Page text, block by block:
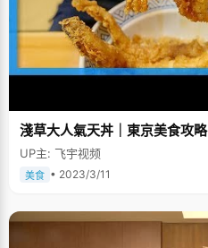
淺草大人氣天丼｜東京美食攻略
UP主: 飞宇视频
美食 • 2023/3/11